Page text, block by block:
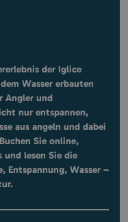
der Iglice
Wasser erbauten
Angler und
nur entspannen,
aus angeln und dabei
Sie online,
und lesen Sie die
Entspannung, Wasser –